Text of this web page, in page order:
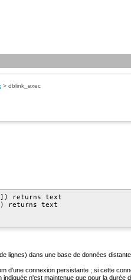
> dblink_exec
returns text
returns text
lignes) dans une base de données distante.
d'une connexion persistante ; si cette
indiquée n'est maintenue que pour la durée